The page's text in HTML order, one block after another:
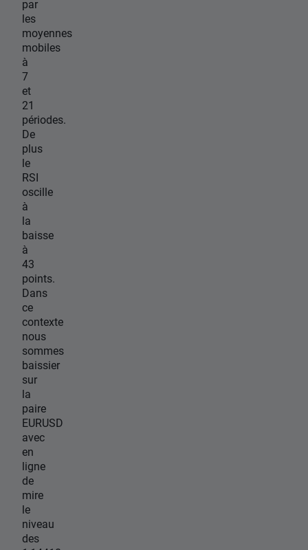
par
les
moyennes
mobiles
à
7
et
21
périodes.
De
plus
le
RSI
oscille
à
la
baisse
à
43
points.
Dans
ce
contexte
nous
sommes
baissier
sur
la
paire
EURUSD
avec
en
ligne
de
mire
le
niveau
des